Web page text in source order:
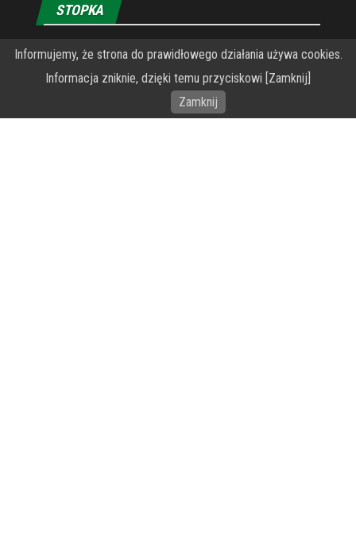
STOPKA
O Fundacji PRZEkarpacie
Wykonanie portalu – specjaliści stron www WordPress
Informujemy, że strona do prawidłowego działania używa cookies.
Informacja zniknie, dzięki temu przyciskowi [Zamknij]
Zamknij